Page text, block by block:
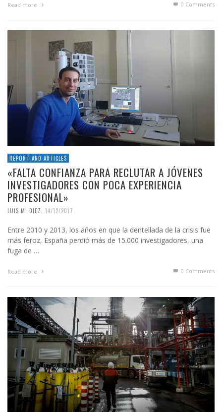
Read more 0 Comments
REPORT AND ARTICLES
«FALTA CONFIANZA PARA RECLUTAR A JÓVENES
INVESTIGADORES CON POCA EXPERIENCIA
PROFESIONAL»
LUIS M. DIEZ, 14/12/2017
Entre 2010 y 2013, los años en que la dentellada de la crisis fue
más feroz, España perdió más de 15.000 investigadores, una
fuga de …
Read more 0 Comments